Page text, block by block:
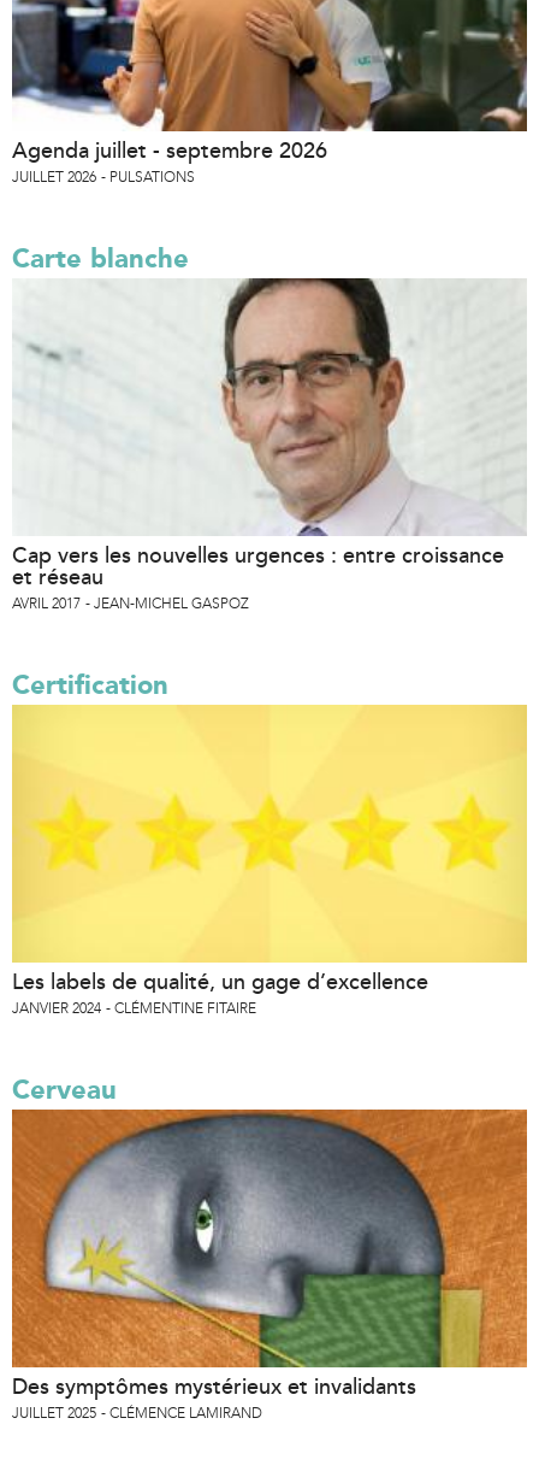
Agenda juillet - septembre 2026
JUILLET 2026 PULSATIONS
Carte blanche
Cap vers les nouvelles urgences : entre croissance
et réseau
AVRIL 2017 JEAN-MICHEL GASPOZ
Certification
Les labels de qualité, un gage d’excellence
JANVIER 2024 CLÉMENTINE FITAIRE
Cerveau
Des symptômes mystérieux et invalidants
JUILLET 2025 CLÉMENCE LAMIRAND